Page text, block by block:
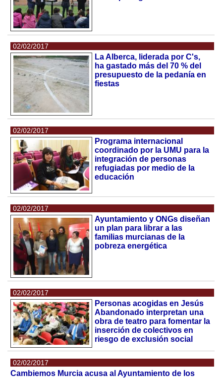
02/02/2017
La Alberca, liderada por C's,
ha gastado más del 70 % del
presupuesto de la pedanía en
fiestas
02/02/2017
Programa internacional
coordinado por la UMU para la
integración de personas
refugiadas por medio de la
educación
02/02/2017
Ayuntamiento y ONGs diseñan
un plan para librar a las
familias murcianas de la
pobreza energética
02/02/2017
Personas acogidas en Jesús
Abandonado interpretan una
obra de teatro para fomentar la
inserción de colectivos en
riesgo de exclusión social
02/02/2017
Cambiemos Murcia acusa al Ayuntamiento de los